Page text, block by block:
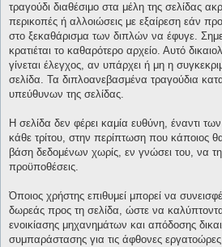
τραγούδι διαθέσιμο στα μέλη της σελίδας
περικοπές ή αλλοιώσεις με εξαίρεση εάν
στο ξεκαθάρισμα των διπλών να έφυγε.
κρατιέται το καθαρότερο αρχείο. Αυτό
γίνεται έλεγχος, αν υπάρχει ή μη η
σελίδα. Τα διπλοανεβασμένα τραγούδια
υπεύθυνων της σελίδας.
Η σελίδα δεν φέρει καμία ευθύνη, έναντι
κάθε τρίτου, στην περίπτωση που κάποιος
βάση δεδομένων χωρίς, εν γνώσει του, να
προϋποθέσεις.
Όποιος χρήστης επιθυμεί μπορεί να
δωρεάς προς τη σελίδα, ώστε να
ενοικίασης μηχανημάτων και απόδοσης
συμπαράστασης για τις άφθονες